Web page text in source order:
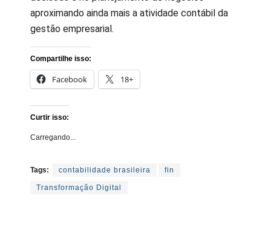
aproximando ainda mais a atividade contábil da
gestão empresarial.
Compartilhe isso:
Facebook 18+
Curtir isso:
Carregando...
Tags: contabilidade brasileira fin
Transformação Digital